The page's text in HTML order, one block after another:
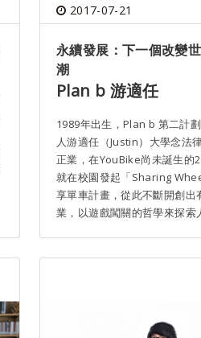
2017-07-21
永續發展：下一個改變
潮
Plan b 游適任
1989年出生，Plan b 第二計
人游適任（Justin）大學念法
正業，在YouBike尚未誕生的
就在校園發起「Sharing
享單車計畫，從此不斷開創出
業，以遊戲闖關的哲學來探索